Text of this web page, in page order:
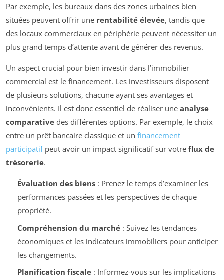
Par exemple, les bureaux dans des zones urbaines bien
situées peuvent offrir une rentabilité élevée, tandis que
des locaux commerciaux en périphérie peuvent nécessiter un
plus grand temps d’attente avant de générer des revenus.
Un aspect crucial pour bien investir dans l’immobilier
commercial est le financement. Les investisseurs disposent
de plusieurs solutions, chacune ayant ses avantages et
inconvénients. Il est donc essentiel de réaliser une analyse
comparative des différentes options. Par exemple, le choix
entre un prêt bancaire classique et un financement
participatifpeut avoir un impact significatif sur votre flux de
trésorerie.
Évaluation des biens: Prenez le temps d’examiner les
performances passées et les perspectives de chaque
propriété.
Compréhension du marché: Suivez les tendances
économiques et les indicateurs immobiliers pour anticiper
les changements.
Planification fiscale: Informez-vous sur les implications